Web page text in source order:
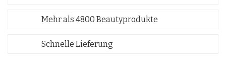
Mehr als 4800 Beautyprodukte
Schnelle Lieferung